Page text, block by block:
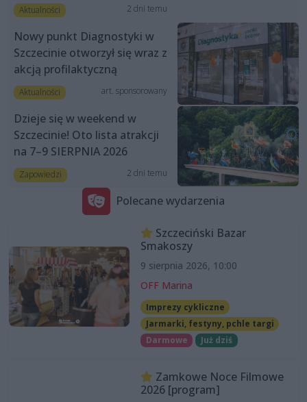
Aktualności 2 dni temu
Nowy punkt Diagnostyki w
Szczecinie otworzył się wraz z
akcją profilaktyczną
Aktualności art. sponsorowany
Dzieje się w weekend w
Szczecinie! Oto lista atrakcji
na 7–9 SIERPNIA 2026
Zapowiedzi 2 dni temu
Polecane wydarzenia
Szczeciński Bazar
Smakoszy
9 sierpnia 2026, 10:00
OFF Marina
Imprezy cykliczne
Jarmarki, festyny, pchle targi
Darmowe
Już dziś
Zamkowe Noce Filmowe
2026 [program]